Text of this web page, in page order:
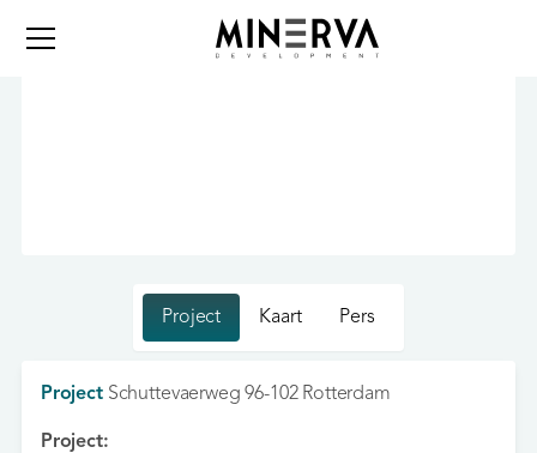
Project Kaart Pers
Project Schuttevaerweg 96-102 Rotterdam
Project: